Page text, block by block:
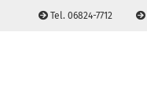
Tel. 06824-7712